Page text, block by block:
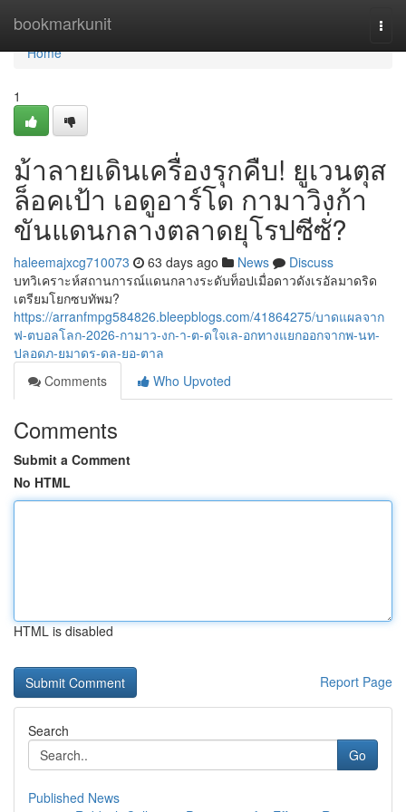
bookmarkunit
Home
Home
1
ม้าลายเดินเครื่องรุกคืบ! ยูเวนตุส
ล็อคเป้า เอดูอาร์โด กามาวิงก้า
ขันแดนกลางตลาดยุโรปซีซั่?
haleemajxcg710073 63 days ago News
Discuss
บทวิเคราะห์สถานการณ์แดนกลางระดับท็อปเมื่อดาวดังเรอัลมาดริด
เตรียมโยกซบทัพม?
https://arranfmpg584826.bleepblogs.com/41864275/บาดแผลจาก
ฟ-ตบอลโลก-2026-กามาว-งก-า-ต-ดใจเล-อกทางแยกออกจากพ-นท-
ปลอดภ-ยมาดร-ดล-ยอ-ตาล
Comments
Who Upvoted
Comments
Submit a Comment
No HTML
HTML is disabled
Report Page
Search
Go
Published News